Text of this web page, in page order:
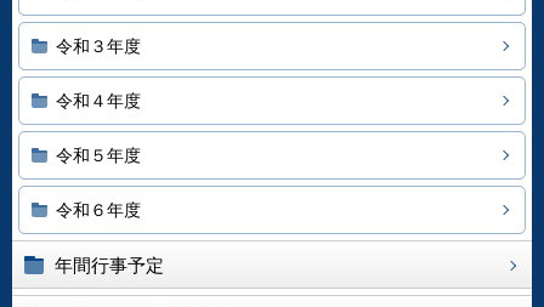
令和３年度
令和４年度
令和５年度
令和６年度
年間行事予定